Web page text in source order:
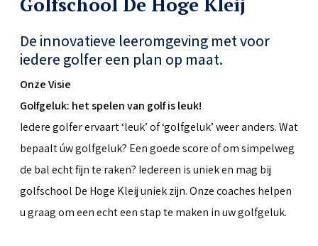
De innovatieve leeromgeving met voor
iedere golfer een plan op maat.
Onze Visie
Golfgeluk: het spelen van golf is leuk!
Iedere golfer ervaart ‘leuk’ of ‘golfgeluk’ weer anders. Wat
bepaalt úw golfgeluk? Een goede score of om simpelweg
de bal echt fijn te raken? Iedereen is uniek en mag bij
golfschool De Hoge Kleij uniek zijn. Onze coaches helpen
u graag om een echt een stap te maken in uw golfgeluk.